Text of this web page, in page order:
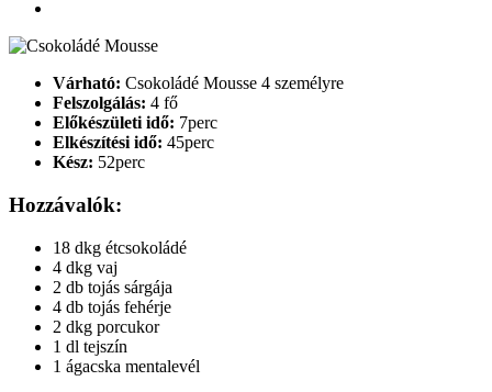
Várható: Csokoládé Mousse 4 személyre
Felszolgálás: 4 fő
Előkészületi idő: 7perc
Elkészítési idő: 45perc
Kész: 52perc
Hozzávalók:
18 dkg étcsokoládé
4 dkg vaj
2 db tojás sárgája
4 db tojás fehérje
2 dkg porcukor
1 dl tejszín
1 ágacska mentalevél